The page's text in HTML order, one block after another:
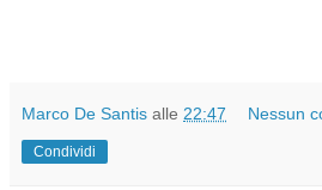
Marco De Santis alle 22:47 Nessun
Condividi